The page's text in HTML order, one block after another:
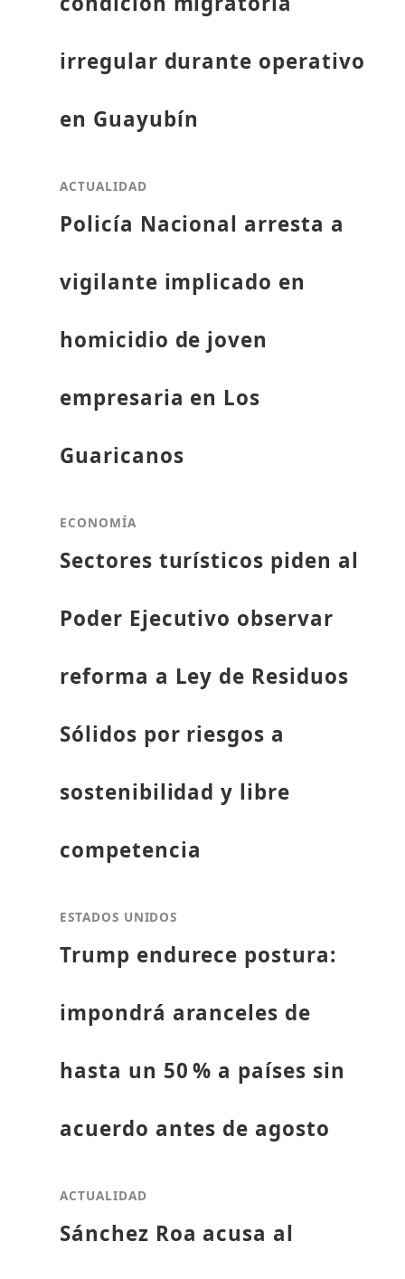
irregular durante operativo
en Guayubín
ACTUALIDAD
Policía Nacional arresta a
vigilante implicado en
homicidio de joven
empresaria en Los
Guaricanos
ECONOMÍA
Sectores turísticos piden al
Poder Ejecutivo observar
reforma a Ley de Residuos
Sólidos por riesgos a
sostenibilidad y libre
competencia
ESTADOS UNIDOS
Trump endurece postura:
impondrá aranceles de
hasta un 50 % a países sin
acuerdo antes de agosto
ACTUALIDAD
Sánchez Roa acusa al